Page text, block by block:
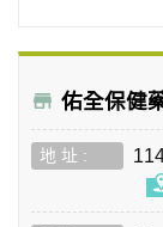
佑全保健